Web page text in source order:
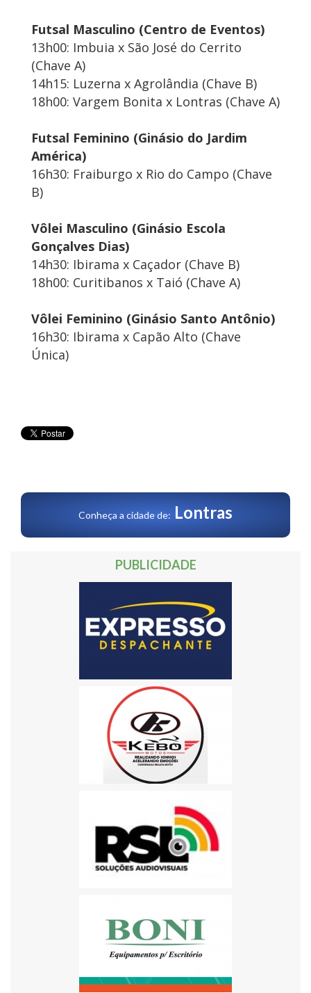
Futsal Masculino (Centro de Eventos)
13h00: Imbuia x São José do Cerrito
(Chave A)
14h15: Luzerna x Agrolândia (Chave B)
18h00: Vargem Bonita x Lontras (Chave A)
Futsal Feminino (Ginásio do Jardim
América)
16h30: Fraiburgo x Rio do Campo (Chave
B)
Vôlei Masculino (Ginásio Escola
Gonçalves Dias)
14h30: Ibirama x Caçador (Chave B)
18h00: Curitibanos x Taió (Chave A)
Vôlei Feminino (Ginásio Santo Antônio)
16h30: Ibirama x Capão Alto (Chave
Única)
Conheça a cidade de: Lontras
PUBLICIDADE